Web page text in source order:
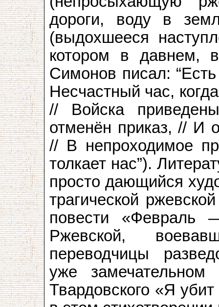
дороги, воду в
(выдохшееся
котором в давнем,
Симонов писал:
Несчастный час,
// Войска
отменён приказ, // И
// В непроходимое
толкает нас”).
просто дающийся
трагической
повести «Февраль
Ржевской,
переводчицы
уже замечательном
Твардовского «Я